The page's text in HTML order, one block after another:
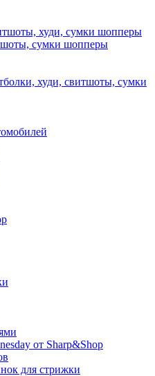
худи, сумки шопперы
сумки шопперы
худи, свитшоты, сумки
от Sharp&Shop
для стрижки